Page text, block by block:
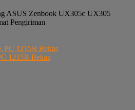
ASUS Zenbook UX305c UX305
Pengiriman
1215B Bekas